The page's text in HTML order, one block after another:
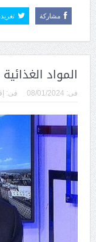
مشاركة
المواد الغذائية
فى: 08/01/2024 فى: